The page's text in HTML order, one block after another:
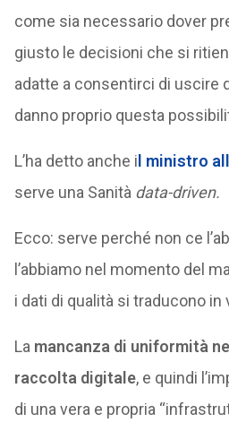
come sia necessario dover
giusto le decisioni che si
adatte a consentirci di uscire
danno proprio questa
L’ha detto anche i l ministro
serve una Sanità data-driven.
Ecco: serve perché non ce
l’abbiamo nel momento del
i dati di qualità si traducono in
La mancanza di uniformità
raccolta digitale, e quindi
di una vera e propria